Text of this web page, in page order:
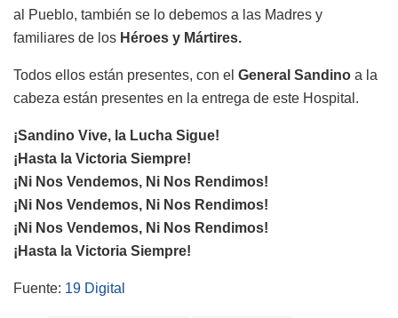
al Pueblo, también se lo debemos a las Madres y
familiares de los Héroes y Mártires.
Todos ellos están presentes, con el General Sandino a la
cabeza están presentes en la entrega de este Hospital.
¡Sandino Vive, la Lucha Sigue!
¡Hasta la Victoria Siempre!
¡Ni Nos Vendemos, Ni Nos Rendimos!
¡Ni Nos Vendemos, Ni Nos Rendimos!
¡Ni Nos Vendemos, Ni Nos Rendimos!
¡Hasta la Victoria Siempre!
Fuente: 19 Digital